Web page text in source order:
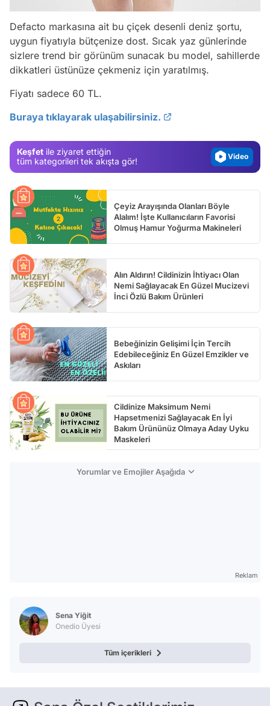
Defacto markasına ait bu çiçek desenli deniz şortu,
uygun fiyatıyla bütçenize dost. Sıcak yaz günlerinde
sizlere trend bir görünüm sunacak bu model, sahillerde
dikkatleri üstünüze çekmeniz için yaratılmış.
Fiyatı sadece 60 TL.
Buraya tıklayarak ulaşabilirsiniz.
Keşfet ile ziyaret ettiğin
tüm kategorileri tek akışta gör!
Video
Çeyiz Arayışında Olanları Böyle
Alalım! İşte Kullanıcıların Favorisi
Olmuş Hamur Yoğurma Makineleri
Alın Aldırın! Cildinizin İhtiyacı Olan
Nemi Sağlayacak En Güzel Mucizevi
İnci Özlü Bakım Ürünleri
Bebeğinizin Gelişimi İçin Tercih
Edebileceğiniz En Güzel Emzikler ve
Askıları
Cildinize Maksimum Nemi
Hapsetmenizi Sağlayacak En İyi
Bakım Ürününüz Olmaya Aday Uyku
Maskeleri
Yorumlar ve Emojiler Aşağıda
Reklam
Sena Yiğit
Onedio Üyesi
Tüm içerikleri